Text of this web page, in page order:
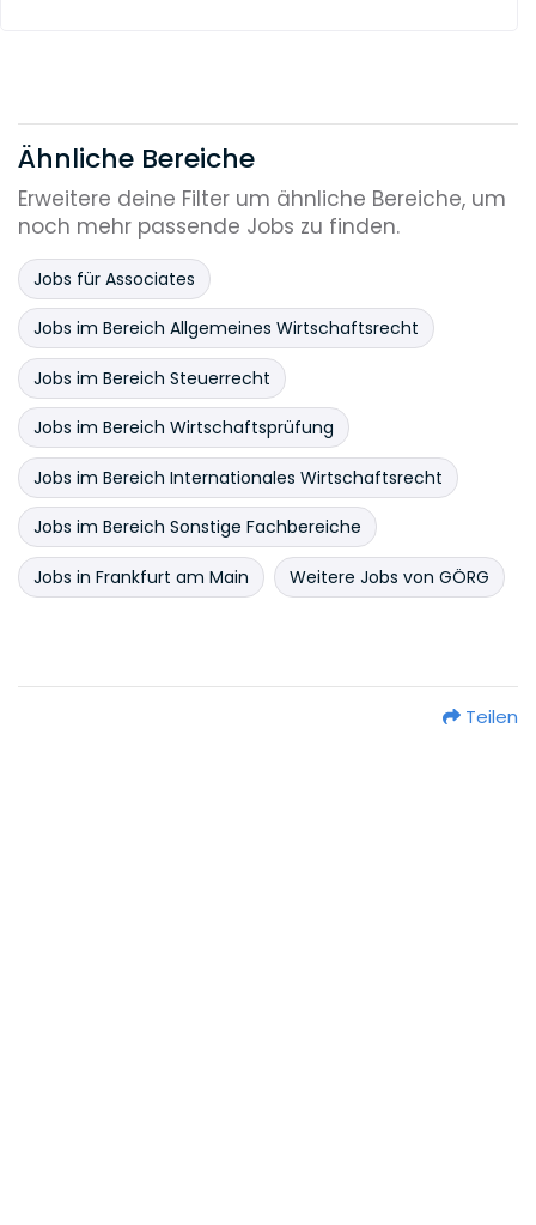
Ähnliche Bereiche
Erweitere deine Filter um ähnliche Bereiche, um
noch mehr passende Jobs zu finden.
Jobs für Associates
Jobs im Bereich Allgemeines Wirtschaftsrecht
Jobs im Bereich Steuerrecht
Jobs im Bereich Wirtschaftsprüfung
Jobs im Bereich Internationales Wirtschaftsrecht
Jobs im Bereich Sonstige Fachbereiche
Jobs in Frankfurt am Main Weitere Jobs von GÖRG
Teilen